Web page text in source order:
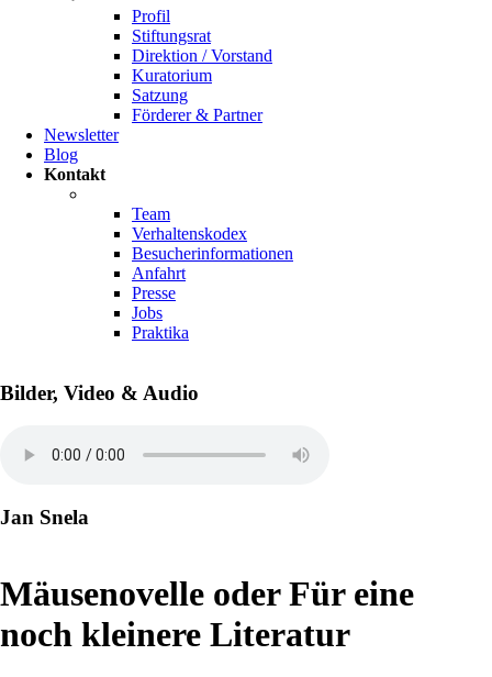
Profil
Stiftungsrat
Direktion / Vorstand
Kuratorium
Satzung
Förderer & Partner
Newsletter
Blog
Kontakt
Team
Verhaltenskodex
Besucherinformationen
Anfahrt
Presse
Jobs
Praktika
Bilder, Video & Audio
Jan Snela
Mäusenovelle oder Für eine
noch kleinere Literatur